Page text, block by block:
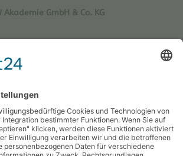
GmbH & Co. KG
0